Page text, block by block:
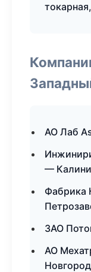
АО Лаб
—
Фабрика
ЗАО
АО
Новгород